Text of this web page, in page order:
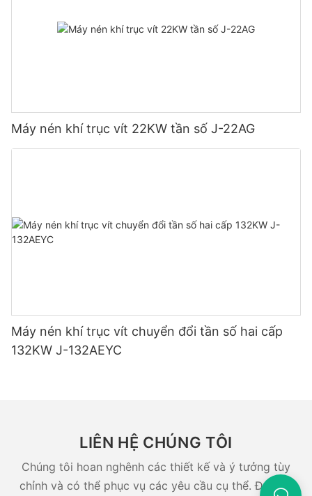
Máy nén khí trục vít 22KW tần số J-22AG
Máy nén khí trục vít chuyển đổi tần số hai cấp
132KW J-132AEYC
LIÊN HỆ CHÚNG TÔI
Chúng tôi hoan nghênh các thiết kế và ý tưởng tùy
chỉnh và có thể phục vụ các yêu cầu cụ thể. Để biết